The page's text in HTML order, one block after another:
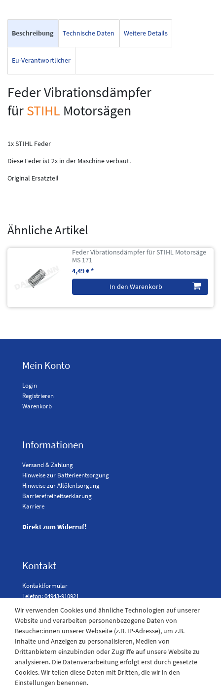
Beschreibung Technische Daten Weitere Details
Eu-Verantwortlicher
Feder Vibrationsdämpfer
fürSTIHL Motorsägen
1x STIHL Feder
Diese Feder ist 2x in der Maschine verbaut.
Original Ersatzteil
Ähnliche Artikel
Feder Vibrationsdämpfer für STIHL Motorsäge
MS 171
4,49 € *
In den Warenkorb
Mein Konto
Login
Registrieren
Warenkorb
Informationen
Versand & Zahlung
Hinweise zur Batterieentsorgung
Hinweise zur Altölentsorgung
Barrierefreiheitserklärung
Karriere
Direkt zum Widerruf!
Kontakt
Kontaktformular
Telefon: 04943-910921
Laden Öffnungszeiten
Montag - Freitag
08:30 - 12:30 und 13.00 - 17.30 Uhr
Samstags
Wir verwenden Cookies und ähnliche Technologien auf unserer
Website und verarbeiten personenbezogene Daten von
Besucher:innen unserer Webseite (z.B. IP-Adresse), um z.B.
Inhalte und Anzeigen zu personalisieren, Medien von
Drittanbietern einzubinden oder Zugriffe auf unsere Website zu
analysieren. Die Datenverarbeitung erfolgt erst durch gesetzte
Cookies. Wir teilen diese Daten mit Dritten, die wir in den
Einstellungen benennen.